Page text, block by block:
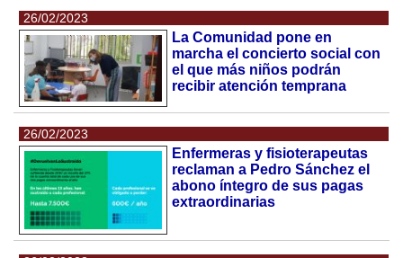
26/02/2023
La Comunidad pone en
marcha el concierto social con
el que más niños podrán
recibir atención temprana
26/02/2023
Enfermeras y fisioterapeutas
reclaman a Pedro Sánchez el
abono íntegro de sus pagas
extraordinarias